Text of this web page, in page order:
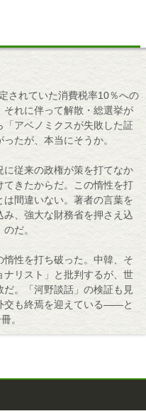
されていた消費税率10％への
れに伴って解散・総選挙が
アベノミクスが失敗した証
たが、本当にそうか。
従来の政権が策を打てなか
てきたからだ。この惰性を打
間違いない。著者の言葉を
、強大な財務省を押さえ込
だ。
性を打ち破った。中韓、そ
ナリスト」と批判するが、世
。「河野談話」の検証も見
交も終焉を迎えている――と
。